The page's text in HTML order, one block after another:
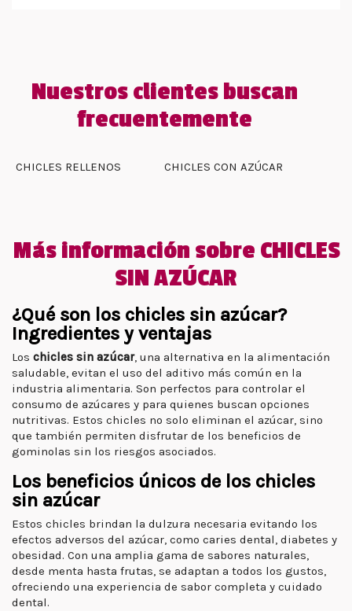
Nuestros clientes buscan
frecuentemente
CHICLES RELLENOS CHICLES CON AZÚCAR
Más información sobre CHICLES
SIN AZÚCAR
¿Qué son los chicles sin azúcar?
Ingredientes y ventajas
Los chicles sin azúcar, una alternativa en la alimentación
saludable, evitan el uso del aditivo más común en la
industria alimentaria. Son perfectos para controlar el
consumo de azúcares y para quienes buscan opciones
nutritivas. Estos chicles no solo eliminan el azúcar, sino
que también permiten disfrutar de los beneficios de
gominolas sin los riesgos asociados.
Los beneficios únicos de los chicles
sin azúcar
Estos chicles brindan la dulzura necesaria evitando los
efectos adversos del azúcar, como caries dental, diabetes y
obesidad. Con una amplia gama de sabores naturales,
desde menta hasta frutas, se adaptan a todos los gustos,
ofreciendo una experiencia de sabor completa y cuidado
dental.